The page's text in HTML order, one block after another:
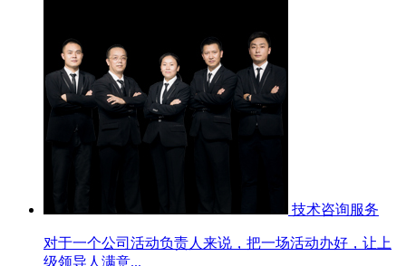
技术咨询服务
对于一个公司活动负责人来说，把一场活动办好，让上
级领导人满意...